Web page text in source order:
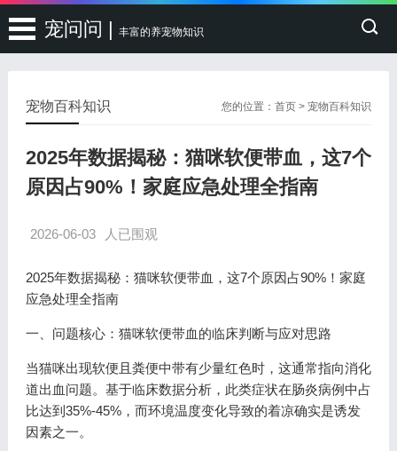
宠问问 | 丰富的养宠物知识
您的位置：首页 >宠物百科知识
宠物百科知识
2025年数据揭秘：猫咪软便带血，这7个
原因占90%！家庭应急处理全指南
2026-06-03 人已围观
2025年数据揭秘：猫咪软便带血，这7个原因占90%！家庭
应急处理全指南
一、问题核心：猫咪软便带血的临床判断与应对思路
当猫咪出现软便且粪便中带有少量红色时，这通常指向消化
道出血问题。基于临床数据分析，此类症状在肠炎病例中占
比达到35%-45%，而环境温度变化导致的着凉确实是诱发
因素之一。